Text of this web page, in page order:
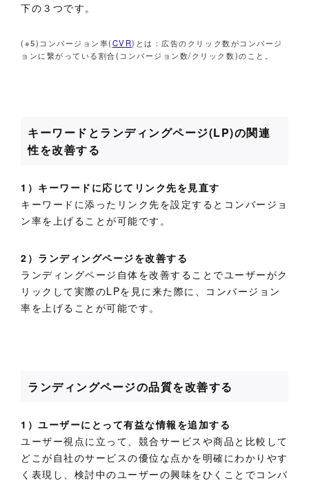
下の３つです。
(※5)コンバージョン率(CVR)とは：広告のクリック数がコンバージ
ョンに繋がっている割合(コンバージョン数/クリック数)のこと。
キーワードとランディングページ(LP)の関連
性を改善する
1）キーワードに応じてリンク先を見直す
キーワードに添ったリンク先を設定するとコンバージョ
ン率を上げることが可能です。
2）ランディングページを改善する
ランディングページ自体を改善することでユーザーがク
リックして実際のLPを見に来た際に、コンバージョン
率を上げることが可能です。
ランディングページの品質を改善する
1）ユーザーにとって有益な情報を追加する
ユーザー視点に立って、競合サービスや商品と比較して
どこが自社のサービスの優位な点かを明確にわかりやす
く表現し、検討中のユーザーの興味をひくことでコンバ